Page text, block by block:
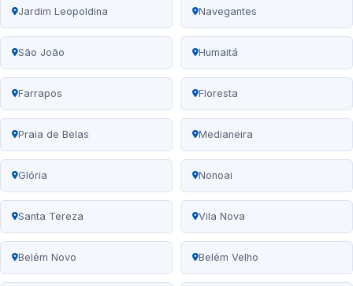
Jardim Leopoldina Navegantes
São João Humaitá
Farrapos Floresta
Praia de Belas Medianeira
Glória Nonoai
Santa Tereza Vila Nova
Belém Novo Belém Velho